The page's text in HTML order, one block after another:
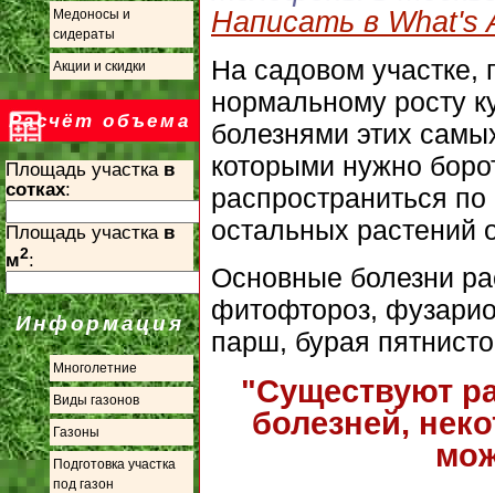
Медоносы и
сидераты
Акции и скидки
Расчёт объема
Площадь участка в
сотках:
Площадь участка в
м2:
Информация
Многолетние
Виды газонов
Газоны
Подготовка участка
под газон
Написать в What's
На садовом
нормальному росту
болезнями этих
которыми нужно
распространиться
остальных растений
Основные болезни
фитофтороз,
парш, бурая
"Существуют
болезней,